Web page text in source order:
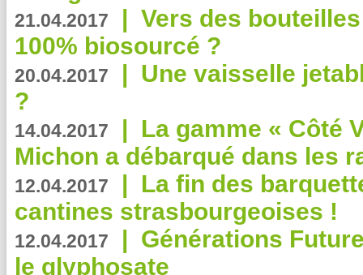
21.04.2017 | Vers des
100% biosourcé ?
20.04.2017 | Une vaisselle
?
14.04.2017 | La gamme « Côté
Michon a débarqué dans les
12.04.2017 | La fin des
cantines strasbourgeoises !
12.04.2017 | Générations
le glyphosate